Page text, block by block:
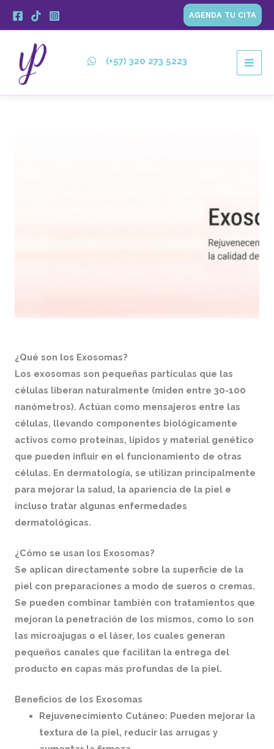
contenido
AGENDA TU CITA
(+57) 320 273 5223
¿Qué son los Exosomas?
Los exosomas son pequeñas partículas que las
células liberan naturalmente (miden entre 30-100
nanómetros). Actúan como mensajeros entre las
células, llevando componentes biológicamente
activos como proteínas, lípidos y material genético
que pueden influir en el funcionamiento de otras
células. En dermatología, se utilizan principalmente
para mejorar la salud, la apariencia de la piel e
incluso tratar algunas enfermedades
dermatológicas.
¿Cómo se usan los Exosomas?
Se aplican directamente sobre la superficie de la
piel con preparaciones a modo de sueros o cremas.
Se pueden combinar también con tratamientos que
mejoran la penetración de los mismos, como lo son
las microajugas o el láser, los cuales generan
pequeños canales que facilitan la entrega del
producto en capas más profundas de la piel.
Beneficios de los Exosomas
Rejuvenecimiento Cutáneo: Pueden mejorar la
textura de la piel, reducir las arrugas y